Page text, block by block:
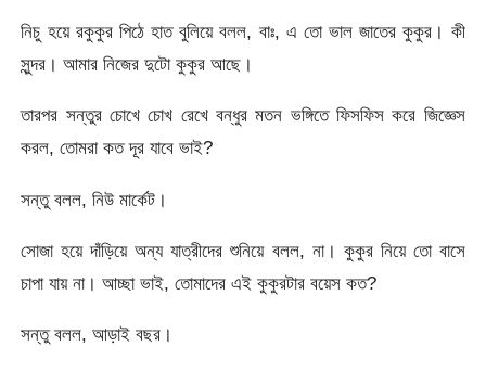
নিচু হয়ে রকুকুর পিঠে হাত বুলিয়ে বলল, বাঃ, এ তো ভাল জাতের কুকুর। কী
সুন্দর। আমার নিজের দুটো কুকুর আছে।
তারপর সন্তুর চোখে চোখ রেখে বন্ধুর মতন ভঙ্গিতে ফিসফিস করে জিজ্ঞেস
করল, তোমরা কত দূর যাবে ভাই?
সন্তু বলল, নিউ মার্কেট।
সোজা হয়ে দাঁড়িয়ে অন্য যাত্রীদের শুনিয়ে বলল, না। কুকুর নিয়ে তো বাসে
চাপা যায় না। আচ্ছা ভাই, তোমাদের এই কুকুরটার বয়েস কত?
সন্তু বলল, আড়াই বছর।